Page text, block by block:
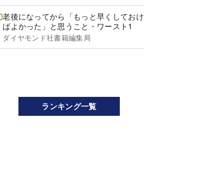
老後になってから「もっと早くしておけ
ばよかった」と思うこと・ワースト1
ダイヤモンド社書籍編集局
ランキング一覧